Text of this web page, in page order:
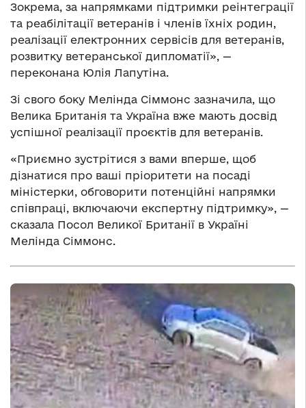
Зокрема, за напрямками підтримки реінтеграції
та реабілітації ветеранів і членів їхніх родин,
реалізації електронних сервісів для ветеранів,
розвитку ветеранської дипломатії», —
переконана Юлія Лапутіна.
Зі свого боку Мелінда Сіммонс зазначила, що
Велика Британія та Україна вже мають досвід
успішної реалізації проєктів для ветеранів.
«Приємно зустрітися з вами вперше, щоб
дізнатися про ваші пріоритети на посаді
міністерки, обговорити потенційні напрямки
співпраці, включаючи експертну підтримку», —
сказала Посол Великої Британії в Україні
Мелінда Сіммонс.